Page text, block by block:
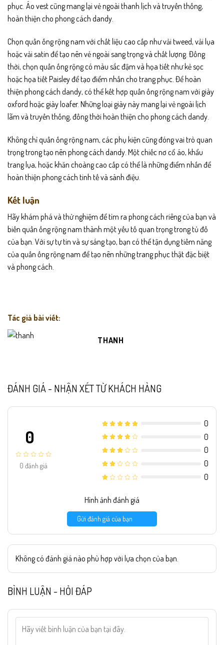
phục. Áo vest cũng mang lại vẻ ngoài thanh lịch và truyền thống,
hoàn thiện cho phong cách dandy.
Chọn quần ống rộng nam với chất liệu cao cấp như vải tweed, vải lụa
hoặc vải satin để tạo nên vẻ ngoài sang trọng và chất lượng. Đồng
thời, chọn quần ống rộng có màu sắc đậm và họa tiết như kẻ sọc
hoặc họa tiết Paisley để tạo điểm nhấn cho trang phục. Để hoàn
thiện phong cách dandy, có thể kết hợp quần ống rộng nam với giày
oxford hoặc giày loafer. Những loại giày này mang lại vẻ ngoài lịch
lãm và truyền thống, đồng thời hoàn thiện cho phong cách dandy.
Không chỉ quần ống rộng nam, các phụ kiện cũng đóng vai trò quan
trọng trong tạo nên phong cách dandy. Một chiếc nơ cổ áo, khẩu
trang lụa, hoặc khăn choàng cao cấp có thể là những điểm nhấn để
hoàn thiện phong cách tinh tế và sành điệu.
Kết luận
Hãy khám phá và thử nghiệm để tìm ra phong cách riêng của bạn và
biến quần ống rộng nam thành một yếu tố quan trọng trong tủ đồ
của bạn. Với sự tự tin và sự sáng tạo, bạn có thể tận dụng tiềm năng
của quần ống rộng nam để tạo nên những trang phục thật đặc biệt
và phong cách.
Tác giả bài viết:
THANH
ĐÁNH GIÁ - NHẬN XÉT TỪ KHÁCH HÀNG
0
0 đánh giá
0
0
0
0
0
Hình ảnh đánh giá
Gửi đánh giá của bạn
Không có đánh giá nào phù hợp với lựa chọn của bạn.
BÌNH LUẬN - HỎI ĐÁP